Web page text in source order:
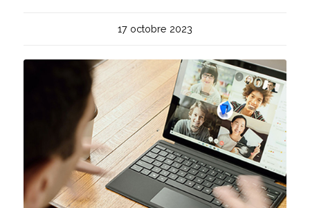
17 octobre 2023